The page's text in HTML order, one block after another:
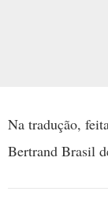
Na tradução,
Bertrand Brasil